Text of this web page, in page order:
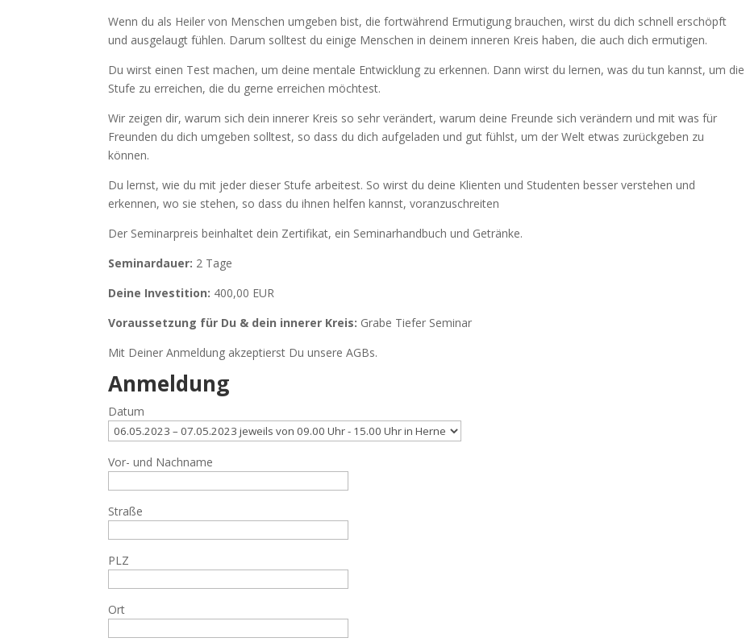
Wenn du als Heiler von Menschen umgeben bist, die fortwährend Ermutigung brauchen, wirst du dich schnell erschöpft
und ausgelaugt fühlen. Darum solltest du einige Menschen in deinem inneren Kreis haben, die auch dich ermutigen.
Du wirst einen Test machen, um deine mentale Entwicklung zu erkennen. Dann wirst du lernen, was du tun kannst, um die
Stufe zu erreichen, die du gerne erreichen möchtest.
Wir zeigen dir, warum sich dein innerer Kreis so sehr verändert, warum deine Freunde sich verändern und mit was für
Freunden du dich umgeben solltest, so dass du dich aufgeladen und gut fühlst, um der Welt etwas zurückgeben zu
können.
Du lernst, wie du mit jeder dieser Stufe arbeitest. So wirst du deine Klienten und Studenten besser verstehen und
erkennen, wo sie stehen, so dass du ihnen helfen kannst, voranzuschreiten
Der Seminarpreis beinhaltet dein Zertifikat, ein Seminarhandbuch und Getränke.
Seminardauer: 2 Tage
Deine Investition: 400,00 EUR
Voraussetzung für Du & dein innerer Kreis: Grabe Tiefer Seminar
Mit Deiner Anmeldung akzeptierst Du unsere AGBs.
Anmeldung
Datum
Vor- und Nachname
Straße
PLZ
Ort